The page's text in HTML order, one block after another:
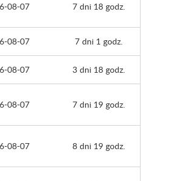
08-07 7 dni 18 godz.
08-07 7 dni 1 godz.
08-07 3 dni 18 godz.
08-07 7 dni 19 godz.
08-07 8 dni 19 godz.